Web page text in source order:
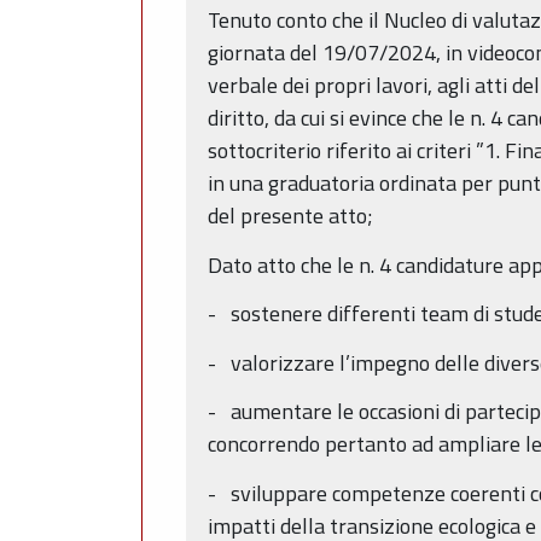
Tenuto conto che il Nucleo di
giornata del 19/07/2024, in
verbale dei propri lavori, agli atti
diritto, da cui si evince che le n. 4
sottocriterio riferito ai criteri ”1.
in una graduatoria ordinata per
del presente atto;
Dato atto che le n. 4 candidature
- sostenere differenti team di
- valorizzare l’impegno delle
- aumentare le occasioni di
concorrendo pertanto ad ampliare
- sviluppare competenze coerenti
impatti della transizione ecologica